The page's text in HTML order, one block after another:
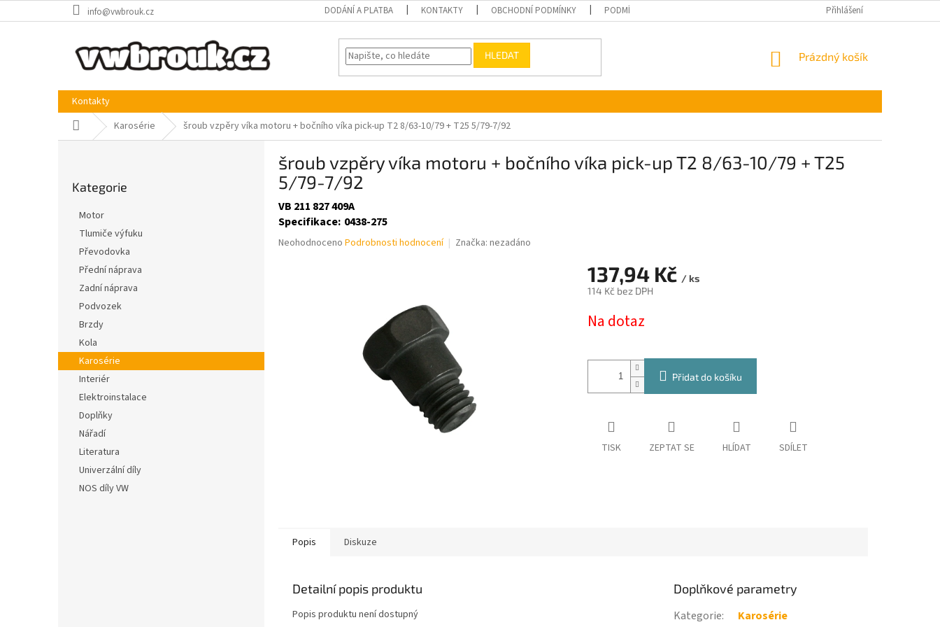
na
info@vwbrouk.cz DODÁNÍ A PLATBA KONTAKTY OBCHODNÍ PODMÍNKY PODMÍNKY OCHRANY OSOBNÍCH ÚDAJŮ Přihlášení
HLEDAT
NÁKUPNÍ
Prázdný košík
Kontakty
Domů Karosérie šroub vzpěry víka motoru + bočního víka pick-up T2 8/63-10/79 + T25 5/79-7/92
l
kategorie
Kategorie
Motor
Tlumiče výfuku
Převodovka
Přední náprava
Zadní náprava
Podvozek
Brzdy
Kola
Karosérie
Interiér
Elektroinstalace
Doplňky
Nářadí
Literatura
Univerzální díly
NOS díly VW
šroub vzpěry víka motoru + bočního víka pick-up T2 8/63-10/79 + T25
5/79-7/92
VB 211 827 409A
Specifikace: 0438-275
Průměrné
Neohodnoceno Podrobnosti hodnocení Značka: nezadáno
137,94 Kč / ks
114 Kč bez DPH
cena:
Na dotaz
Přidat do košíku
TISK ZEPTAT SE HLÍDAT SDÍLET
Popis Diskuze
Detailní popis produktu
Popis produktu není dostupný
Doplňkové parametry
Kategorie: Karosérie